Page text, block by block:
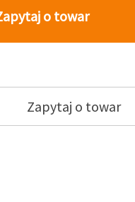
o towar
Zapytaj o towar